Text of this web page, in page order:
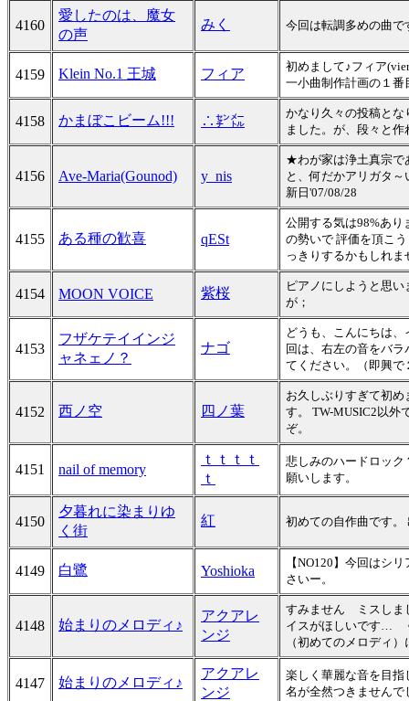
4160
愛したのは、魔女
の声
みく 今回は転調多めの曲
4159 Klein No.1 王城 フィア
初めまして♪フィア
一小曲制作計画の１
4158 かまぼこビーム!!! ∴㌢㍍
かなり久々の投稿と
ました。が、段々と
4156 Ave-Maria(Gounod) y_nis
★わが家は浄土真宗で
と、何だかアリガタ
新日'07/08/28
4155 ある種の歓喜 qESt
公開する気は98%あり
の勢いで 評価を頂こ
っきりするかもしれま
4154 MOON VOICE 紫桜
ピアノにしようと思
が；
4153
フザケテイインジ
ャネェノ？
ナゴ
どうも、こんにちは
回は、右左の音をバ
てください。（即興
4152 西ノ空 四ノ葉
お久しぶりすぎて初
す。 TW-MUSIC2以外
ぞ。
4151 nail of memory
ｔｔｔｔ
ｔ
悲しみのハードロック
願いします。
4150
夕暮れに染まりゆ
く街
紅 初めての自作曲です
4149 白鷺 Yoshioka
【NO120】今回はシ
さいー。
4148 始まりのメロディ♪
アクアレ
ンジ
すみません ミスしま
イスがほしいです…
（初めてのメロディ
4147 始まりのメロディ♪
アクアレ
ンジ
楽しく華麗な音を目
名が全然つきません